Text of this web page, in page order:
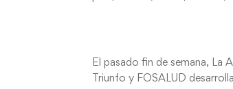
El pasado fin de semana, La
Triunfo y FOSALUD